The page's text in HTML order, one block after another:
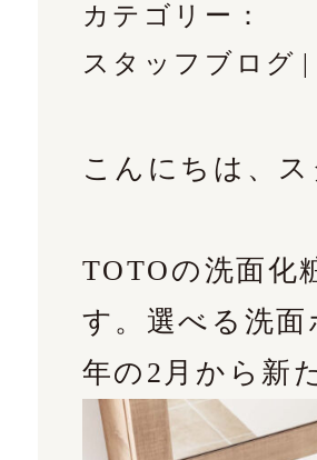
カテゴリー：
スタッフブログ
こんにちは、
TOTOの洗面化
す。選べる洗
年の2月から新
フォームはこちら